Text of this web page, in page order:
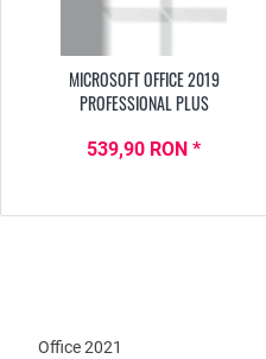
MICROSOFT OFFICE 2019
PROFESSIONAL PLUS
539,90 RON *
Office 2021